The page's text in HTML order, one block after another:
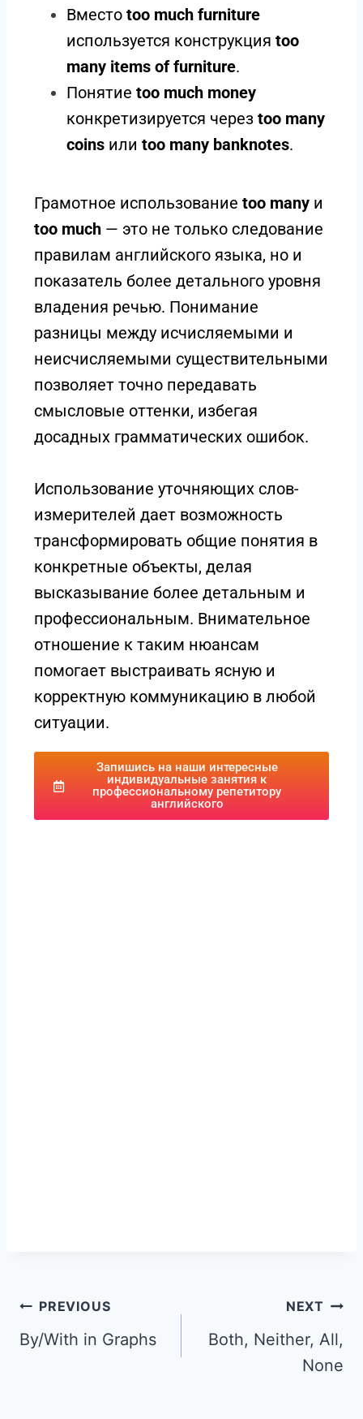
Вместо too much furniture
используется конструкция too
many items of furniture.
Понятие too much money
конкретизируется через too many
coins или too many banknotes.
Грамотное использование too many и
too much — это не только следование
правилам английского языка, но и
показатель более детального уровня
владения речью. Понимание
разницы между исчисляемыми и
неисчисляемыми существительными
позволяет точно передавать
смысловые оттенки, избегая
досадных грамматических ошибок.
Использование уточняющих слов-
измерителей дает возможность
трансформировать общие понятия в
конкретные объекты, делая
высказывание более детальным и
профессиональным. Внимательное
отношение к таким нюансам
помогает выстраивать ясную и
корректную коммуникацию в любой
ситуации.
Запишись на наши интересные
индивидуальные занятия к
профессиональному репетитору
английского
PREVIOUS
By/With in Graphs
NEXT
Both, Neither, All,
None